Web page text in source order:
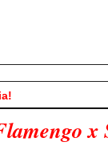
Venha